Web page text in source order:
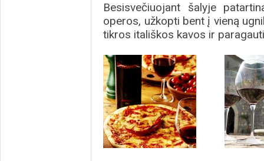
Besisvečiuojant šalyje
operos, užkopti bent į vieną
tikros itališkos kavos ir